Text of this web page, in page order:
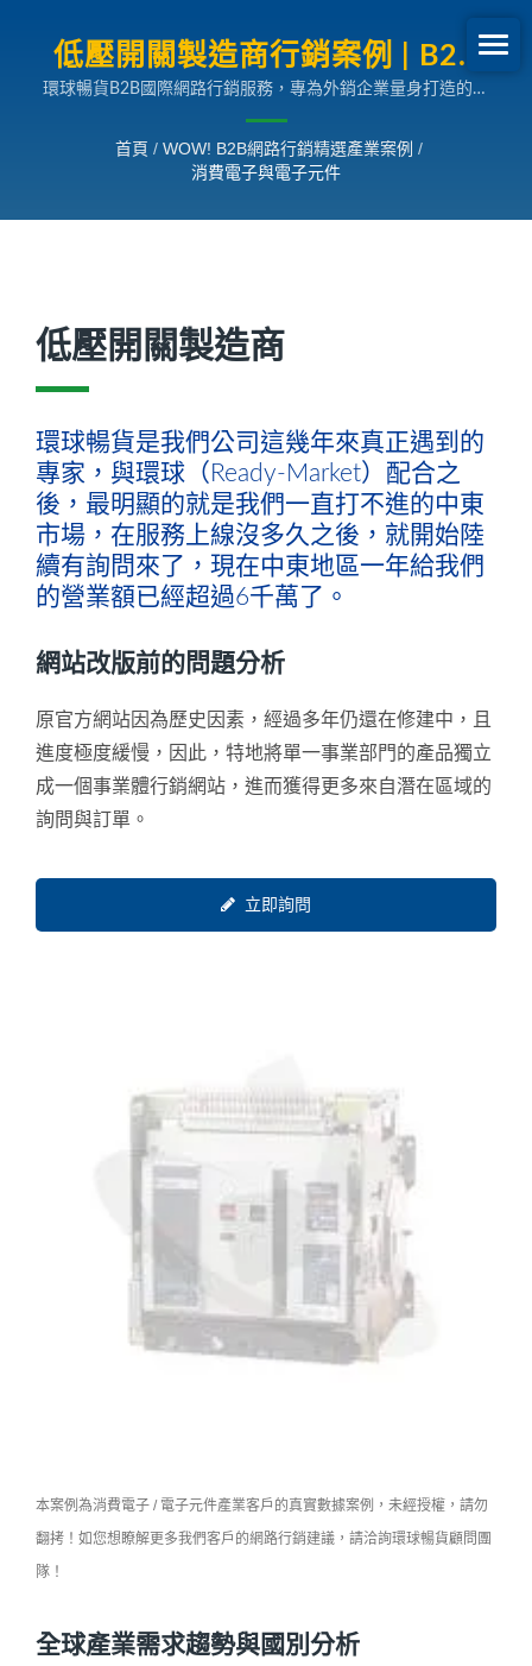
低壓開關製造商行銷案例 | B2B
網路行銷SEO成長案例
環球暢貨B2B國際網路行銷服務，專為外銷企業量身打造的多
首頁 / WOW! B2B網路行銷精選產業案例 /
消費電子與電子元件
低壓開關製造商
環球暢貨是我們公司這幾年來真正遇到的
專家，與環球（Ready-Market）配合之
後，最明顯的就是我們一直打不進的中東
市場，在服務上線沒多久之後，就開始陸
續有詢問來了，現在中東地區一年給我們
的營業額已經超過6千萬了。
網站改版前的問題分析
原官方網站因為歷史因素，經過多年仍還在修建中，且
進度極度緩慢，因此，特地將單一事業部門的產品獨立
成一個事業體行銷網站，進而獲得更多來自潛在區域的
詢問與訂單。
立即詢問
本案例為消費電子 / 電子元件產業客戶的真實數據案例，未經授權，請勿
翻拷！如您想瞭解更多我們客戶的網路行銷建議，請洽詢環球暢貨顧問團
隊！
全球產業需求趨勢與國別分析